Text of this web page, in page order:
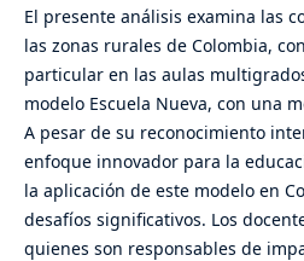
El presente análisis examina las
las zonas rurales de Colombia,
particular en las aulas
modelo Escuela Nueva, con una
A pesar de su reconocimiento
enfoque innovador para la
la aplicación de este modelo en
desafíos significativos. Los
quienes son responsables de